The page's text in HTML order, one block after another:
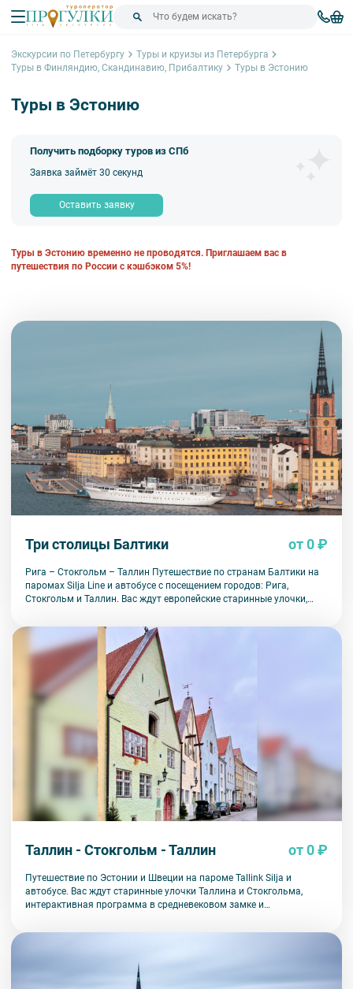
Экскурсии по Петербургу
Туры и круизы из Петербурга
Туры в Финляндию, Скандинавию, Прибалтику
Туры в Эстонию
Туры в Эстонию
Получить подборку туров из СПб
Заявка займёт 30 секунд
Оставить заявку
Туры в Эстонию временно не проводятся. Приглашаем вас в
путешествия по России с кэшбэком 5%!
Три столицы Балтики от 0 ₽
Рига – Стокгольм – Таллин Путешествие по странам Балтики на
паромах Silja Line и автобусе с посещением городов: Рига,
Стокгольм и Таллин. Вас ждут европейские старинные улочки,
пароме.
Таллин - Стокгольм - Таллин от 0 ₽
Путешествие по Эстонии и Швеции на пароме Tallink Silja и
автобусе. Вас ждут старинные улочки Таллина и Стокгольма,
интерактивная программа в средневековом замке и